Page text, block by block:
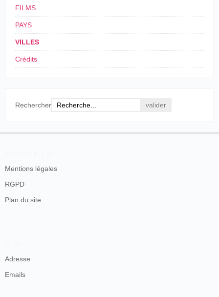
FILMS
PAYS
VILLES
Crédits
Rechercher
Mentions légales
RGPD
Plan du site
Adresse
Emails